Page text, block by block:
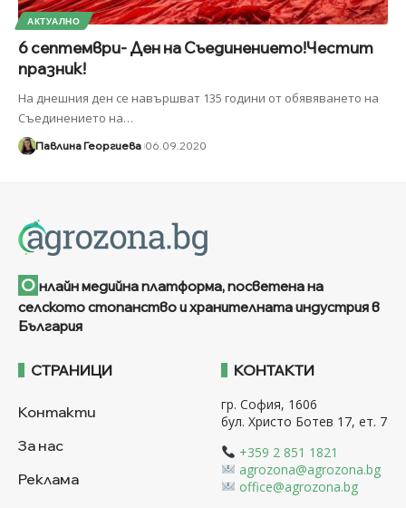
АКТУАЛНО
6 септември- Ден на Съединението!Честит
празник!
На днешния ден се навършват 135 години от обявяването на
Съединението на…
Павлина Георгиева 06.09.2020
О нлайн медийна платформа, посветена на
селското стопанство и хранителната индустрия в
България
СТРАНИЦИ
Контакти
За нас
Реклама
КОНТАКТИ
гр. София, 1606
бул. Христо Ботев 17, ет. 7
+359 2 851 1821
agrozona@agrozona.bg
office@agrozona.bg